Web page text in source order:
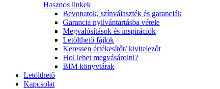
Hasznos linkek
Bevonatok, színválaszték és garanciák
Garancia nyilvántartásba vétele
Megvalósítások és inspirációk
Letölthető fájlok
Keressen értékesítőt/ kivitelezőt
Hol lehet megvásárolni?
BIM könyvtárak
Letölthető
Kapcsolat